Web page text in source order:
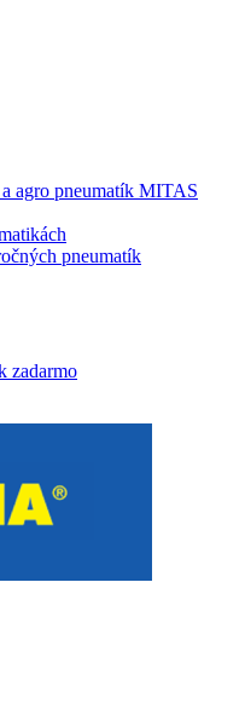
agro pneumatík MITAS
pneumatík
zadarmo